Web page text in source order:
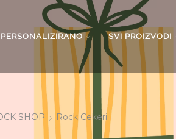
PERSONALIZIRANO SVI PROIZVODI
SHOP Rock Cekeri